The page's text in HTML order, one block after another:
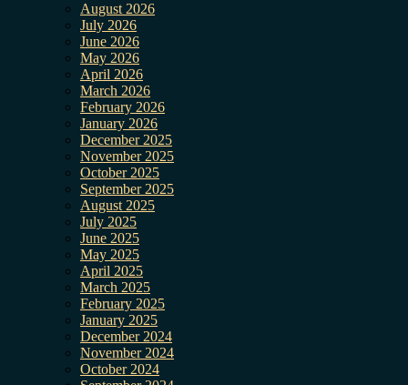
August 2026
July 2026
June 2026
May 2026
April 2026
March 2026
February 2026
January 2026
December 2025
November 2025
October 2025
September 2025
August 2025
July 2025
June 2025
May 2025
April 2025
March 2025
February 2025
January 2025
December 2024
November 2024
October 2024